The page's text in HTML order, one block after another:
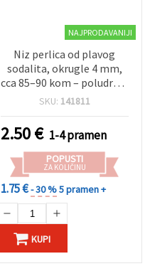
NAJPRODAVANIJI
Niz perlica od plavog
sodalita, okrugle 4 mm,
cca 85–90 kom – poludragi
kamen za izradu nakita,
SKU: 141811
2.50€ 1-4 pramen
POPUSTI
ZA KOLIČINU
1.75 €- 30 %5 pramen +
KUPI